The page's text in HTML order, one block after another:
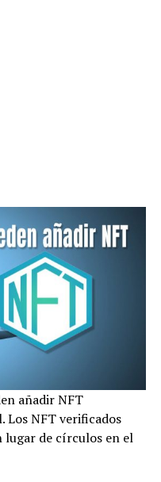
añadir NFT
Los NFT verificados
lugar de círculos en el